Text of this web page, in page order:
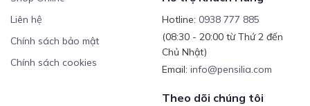
Liên hệ
Chính sách bảo mật
Chính sách cookies
Hotline: 0938 777 885
(08:30 - 20:00 từ Thứ 2 đến
Chủ Nhật)
Email: info@pensilia.com
Theo dõi chúng tôi